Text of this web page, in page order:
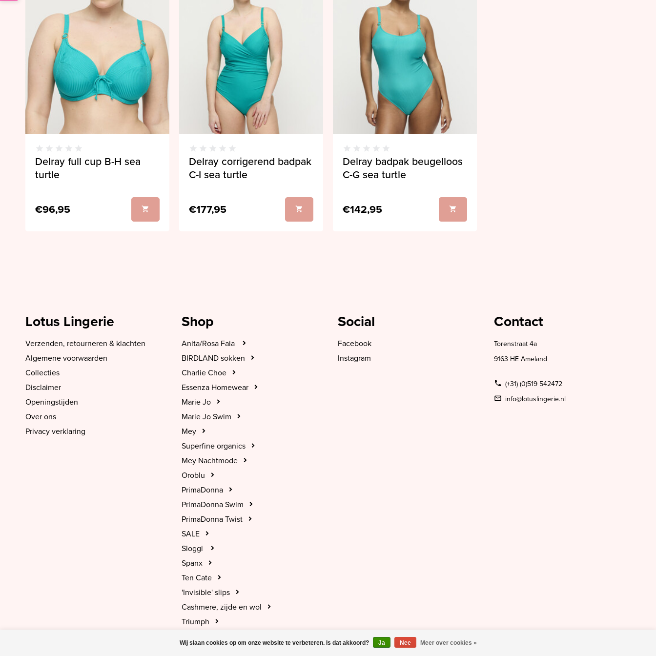
Delray full cup B-H sea
turtle
€96,95
Delray corrigerend badpak
C-I sea turtle
€177,95
Delray badpak beugelloos
C-G sea turtle
€142,95
Lotus Lingerie
Verzenden, retourneren & klachten
Algemene voorwaarden
Collecties
Disclaimer
Openingstijden
Over ons
Privacy verklaring
Shop
Anita/Rosa Faia
BIRDLAND sokken
Charlie Choe
Essenza Homewear
Marie Jo
Marie Jo Swim
Mey
Superfine organics
Mey Nachtmode
Oroblu
PrimaDonna
PrimaDonna Swim
PrimaDonna Twist
SALE
Sloggi
Spanx
Ten Cate
'Invisible' slips
Cashmere, zijde en wol
Triumph
Social
Facebook
Instagram
Contact
Torenstraat 4a
9163 HE Ameland
(+31) (0)519 542472
info@lotuslingerie.nl
Wij slaan cookies op om onze website te verbeteren. Is dat akkoord? Ja Nee Meer over cookies »